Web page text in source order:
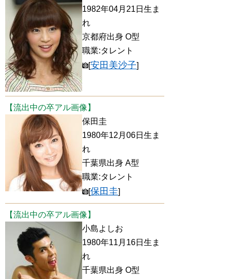
1982年04月21日生ま
れ
京都府出身 O型
職業:タレント
[安田美沙子]
【流出中の卒アル画像】
保田圭
1980年12月06日生ま
れ
千葉県出身 A型
職業:タレント
[保田圭]
【流出中の卒アル画像】
小島よしお
1980年11月16日生ま
れ
千葉県出身 O型